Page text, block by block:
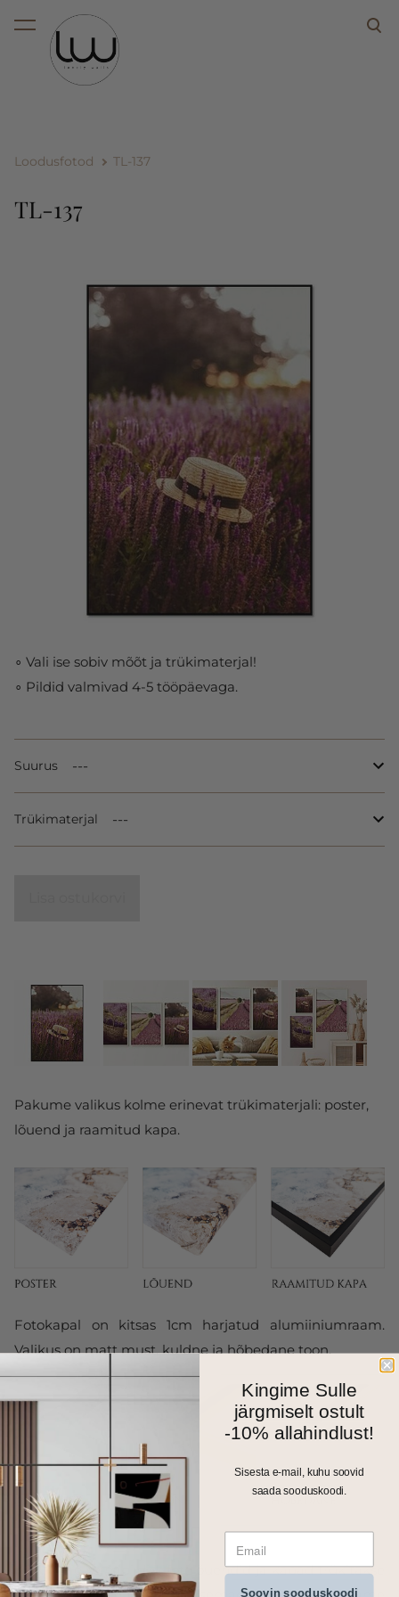
lisati ostukorvi.
Loodusfotod TL-137
Pakume valikus kolme erinevat trükimaterjali: poster,
lõuend ja raamitud kapa.
Fotokapal on kitsas 1cm harjatud alumiiniumraam.
Valikus on matt must, kuldne ja hõbedane toon.
TL-137
∘ Vali ise sobiv mõõt ja trükimaterjal!
∘ Pildid valmivad 4-5 tööpäevaga.
Suurus
Trükimaterjal
Kõik meie seinapildid, fotolõuendid ja kapad trükitakse
Kingime Sulle
järgmiselt ostult
-10% allahindlust!
Sisesta e-mail, kuhu soovid
saada sooduskoodi.
Soovin sooduskoodi